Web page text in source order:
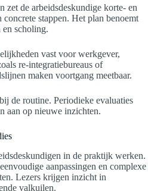
zet de arbeidsdeskundige korte- en
stappen. Het plan benoemt
en scholing.
vast voor werkgever,
re-integratiebureaus of
maken voortgang meetbaar.
de routine. Periodieke evaluaties
aan op nieuwe inzichten.
in de praktijk werken.
aanpassingen en complexe
Lezers krijgen inzicht in
valkuilen.